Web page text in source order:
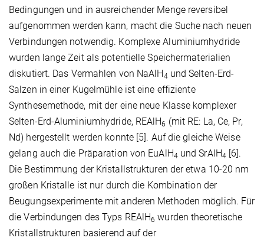
Bedingungen und in ausreichender Menge reversibel
aufgenommen werden kann, macht die Suche nach neuen
Verbindungen notwendig. Komplexe Aluminiumhydride
wurden lange Zeit als potentielle Speichermaterialien
diskutiert. Das Vermahlen von NaAlH4 und Selten-Erd-
Salzen in einer Kugelmühle ist eine effiziente
Synthesemethode, mit der eine neue Klasse komplexer
Selten-Erd-Aluminiumhydride, REAlH6 (mit RE: La, Ce, Pr,
Nd) hergestellt werden konnte [5]. Auf die gleiche Weise
gelang auch die Präparation von EuAlH4 und SrAlH4 [6].
Die Bestimmung der Kristallstrukturen der etwa 10-20 nm
großen Kristalle ist nur durch die Kombination der
Beugungsexperimente mit anderen Methoden möglich. Für
die Verbindungen des Typs REAlH6 wurden theoretische
Kristallstrukturen basierend auf der